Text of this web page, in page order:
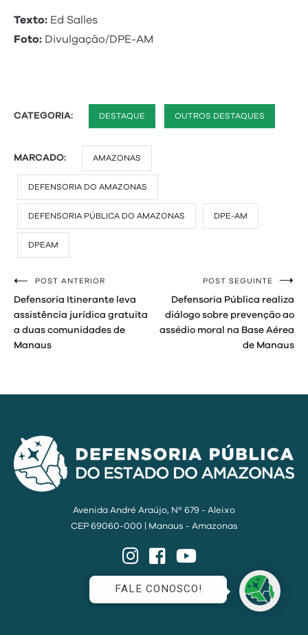
Texto: Ed Salles
Foto: Divulgação/DPE-AM
CATEGORIA: DESTAQUE OUTROS DESTAQUES
MARCADO: AMAZONAS
DEFENSORIA DO AMAZONAS
DEFENSORIA PÚBLICA DO AMAZONAS DPE-AM
DPEAM
Navegação
de
Post
POST ANTERIOR
Defensoria Itinerante leva
assistência jurídica gratuita
a duas comunidades de
Manaus
POST SEGUINTE
Defensoria Pública realiza
diálogo sobre prevenção ao
assédio moral na Base Aérea
de Manaus
Avenida André Araújo, Nº 679 - Aleixo
CEP 69060-000 | Manaus - Amazonas
InstagramFacebook
FALE CONOSCO!